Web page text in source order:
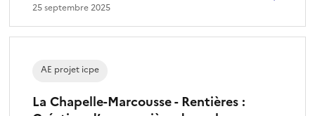
25 septembre 2025
La Chapelle-Marcousse - Rentières :
AE projet icpe